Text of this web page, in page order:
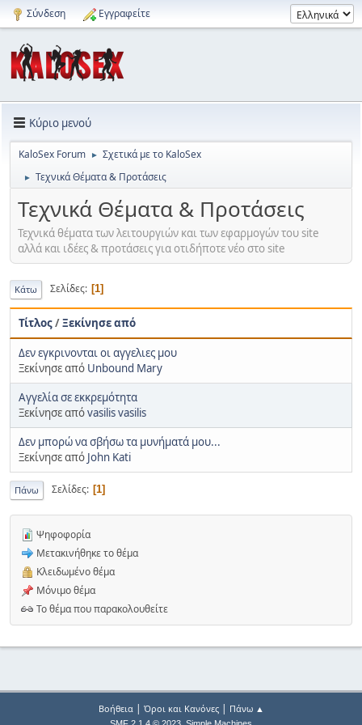
Σύνδεση Εγγραφείτε
Κύριο μενού
KaloSex Forum ► Σχετικά με το KaloSex
► Τεχνικά Θέματα & Προτάσεις
Τεχνικά Θέματα & Προτάσεις
Τεχνικά θέματα των λειτουργιών και των εφαρμογών του site
αλλά και ιδέες & προτάσεις για οτιδήποτε νέο στο site
Κάτω Σελίδες 1
Τίτλος/Ξεκίνησε από
Δεν εγκρινονται οι αγγελιες μου
Ξεκίνησε από Unbound Mary
Αγγελία σε εκκρεμότητα
Ξεκίνησε απόvasilis vasilis
Δεν μπορώ να σβήσω τα μυνήματά μου...
Ξεκίνησε από John Kati
Πάνω Σελίδες 1
Ψηφοφορία
Μετακινήθηκε το θέμα
Κλειδωμένο θέμα
Μόνιμο θέμα
Το θέμα που παρακολουθείτε
Βοήθεια| Όροι και Κανόνες| Πάνω ▲